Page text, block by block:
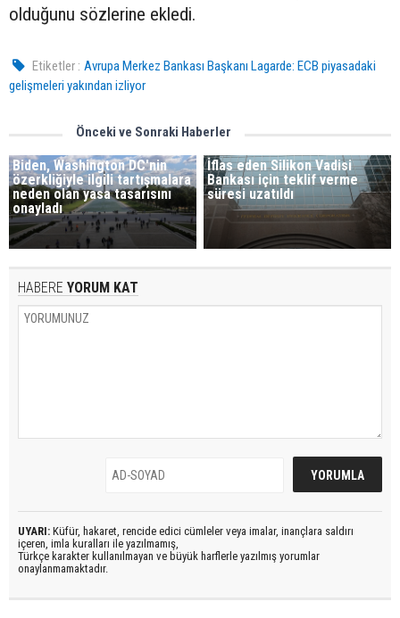
olduğunu sözlerine ekledi.
Etiketler : Avrupa Merkez Bankası Başkanı Lagarde: ECB piyasadaki
gelişmeleri yakından izliyor
Önceki ve Sonraki Haberler
Biden, Washington DC'nin
özerkliğiyle ilgili tartışmalara
neden olan yasa tasarısını
onayladı
İflas eden Silikon Vadisi
Bankası için teklif verme
süresi uzatıldı
HABERE YORUM KAT
UYARI: Küfür, hakaret, rencide edici cümleler veya imalar, inançlara saldırı
içeren, imla kuralları ile yazılmamış,
Türkçe karakter kullanılmayan ve büyük harflerle yazılmış yorumlar
onaylanmamaktadır.